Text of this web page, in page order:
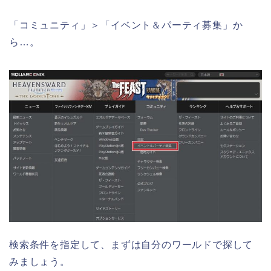
「コミュニティ」＞「イベント＆パーティ募集」か
ら…。
検索条件を指定して、まずは自分のワールドで探して
みましょう。